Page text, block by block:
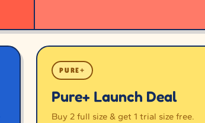
PURE+
Pure+ Launch Deal
Buy 2 full size & get 1 trial size free.